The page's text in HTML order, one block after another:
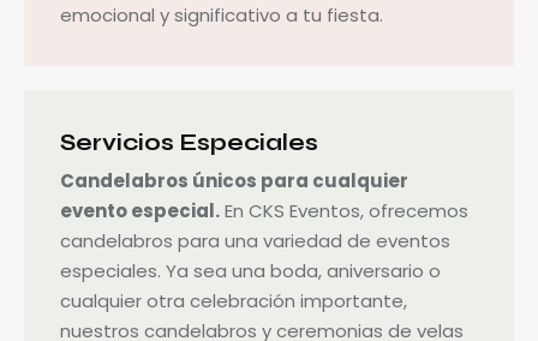
emocional y significativo a tu fiesta.
Servicios Especiales
Candelabros únicos para cualquier
evento especial.En CKS Eventos, ofrecemos
candelabros para una variedad de eventos
especiales. Ya sea una boda, aniversario o
cualquier otra celebración importante,
nuestros candelabros y ceremonias de velas